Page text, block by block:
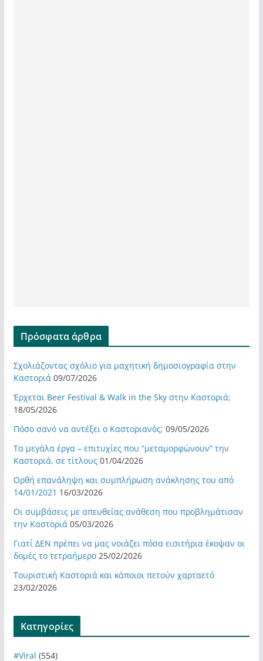
Πρόσφατα άρθρα
Σχολιάζοντας σχόλιο για μαχητική δημοσιογραφία στην
Καστοριά 09/07/2026
Έρχεται Beer Festival & Walk in the Sky στην Καστοριά;
18/05/2026
Πόσο σανό να αντέξει ο Καστοριανός; 09/05/2026
Τα μεγάλα έργα – επιτυχίες που “μεταμορφώνουν” την
Καστοριά, σε τίτλους 01/04/2026
Ορθή επανάληψη και συμπλήρωση ανάκλησης του από
14/01/2021 16/03/2026
Οι συμβάσεις με απευθείας ανάθεση που προβλημάτισαν
την Καστοριά 05/03/2026
Γιατί ΔΕΝ πρέπει να μας νοιάζει πόσα εισιτήρια έκοψαν οι
δομές το τετραήμερο 25/02/2026
Τουριστική Καστοριά και κάποιοι πετούν χαρταετό
23/02/2026
Kατηγορίες
#Viral (554)